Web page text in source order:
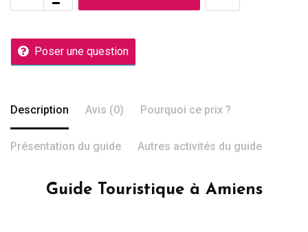
Poser une question
Description Avis (0) Pourquoi ce prix ?
Présentation du guide Autres activités du guide
Guide Touristique à Amiens